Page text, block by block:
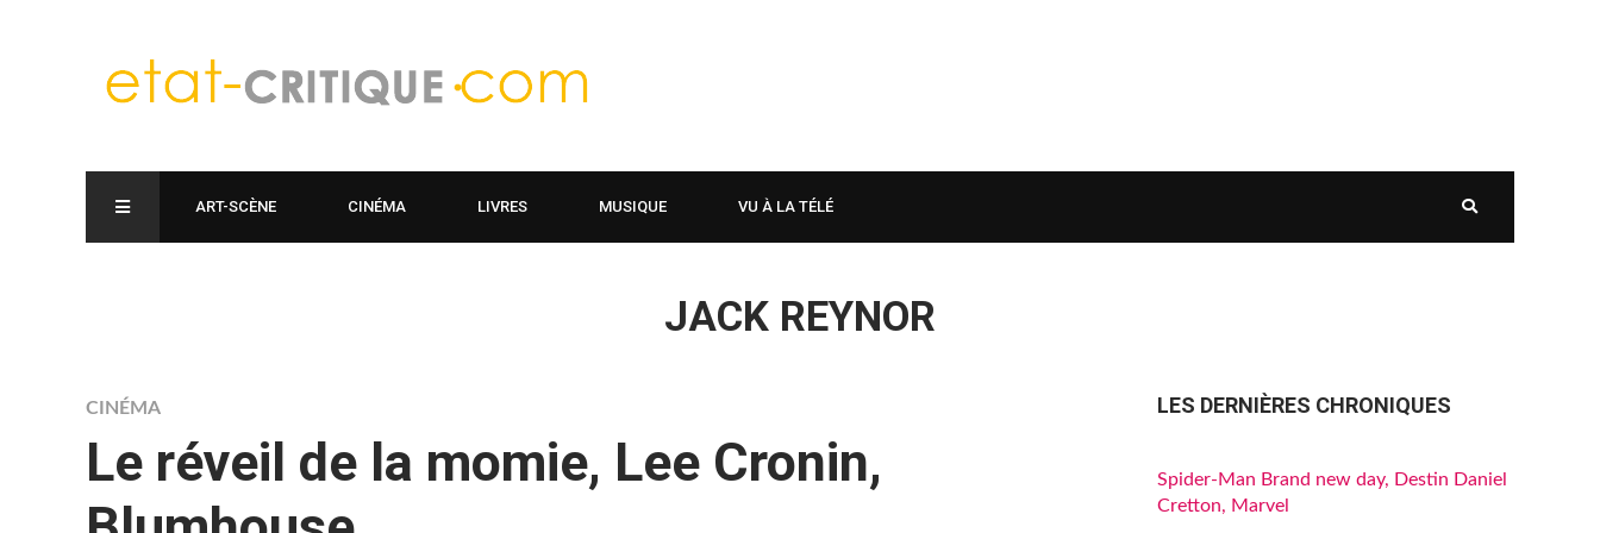
ART-SCÈNE CINÉMA LIVRES MUSIQUE VU À LA TÉLÉ
JACK REYNOR
CINÉMA
Le réveil de la momie, Lee Cronin,
LES DERNIÈRES CHRONIQUES
Spider-Man Brand new day, Destin Daniel
Cretton, Marvel